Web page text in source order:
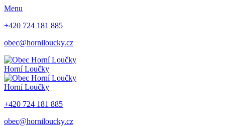
Menu
+420 724 181 885
obec@horniloucky.cz
Horní Loučky
Horní Loučky
+420 724 181 885
obec@horniloucky.cz